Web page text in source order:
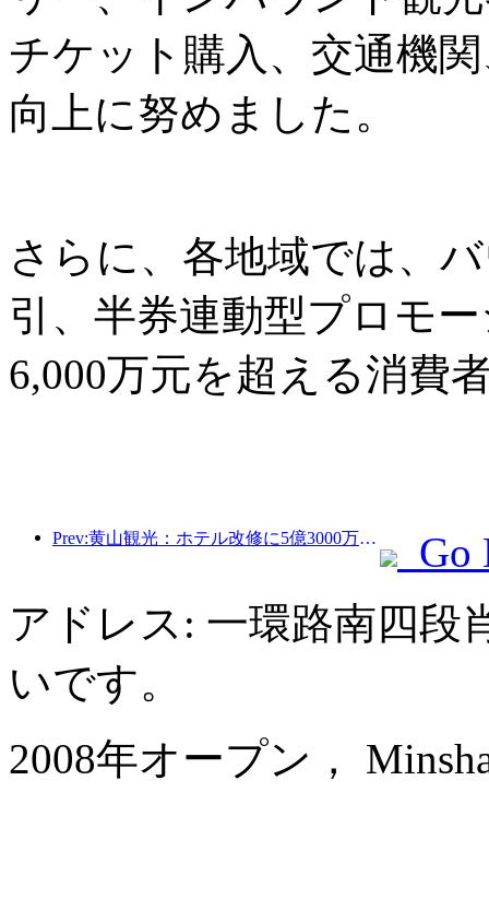
チケット購入、交通機
向上に努めました。
さらに、各地域では、
引、半券連動型プロモ
6,000万元を超える消費
Prev:黄山観光：ホテル改修に5億3000万元を投資する計画
Go
アドレス: 一環路南四段
いです。
2008年オープン，